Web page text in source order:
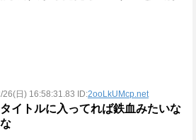
日) 16:58:31.83 ID:2ooLkUMcp.net
イトルに入ってれば鉄血みたいな